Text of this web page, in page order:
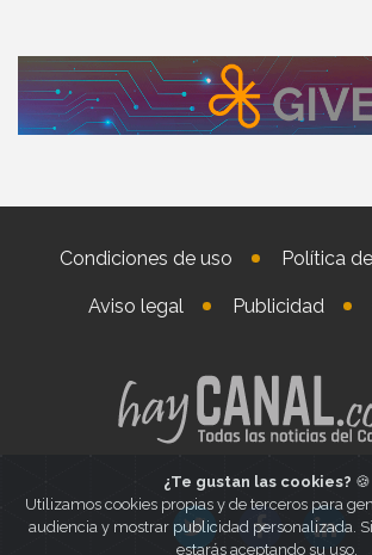
Condiciones de uso Política
Aviso legal Publicidad
¿Te gustan las cookies? 🍪
Utilizamos cookies propias y de terceros para
audiencia y mostrar publicidad personalizada.
estarás aceptando su uso.